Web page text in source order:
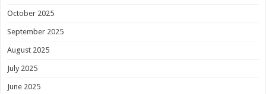
October 2025
September 2025
August 2025
July 2025
June 2025